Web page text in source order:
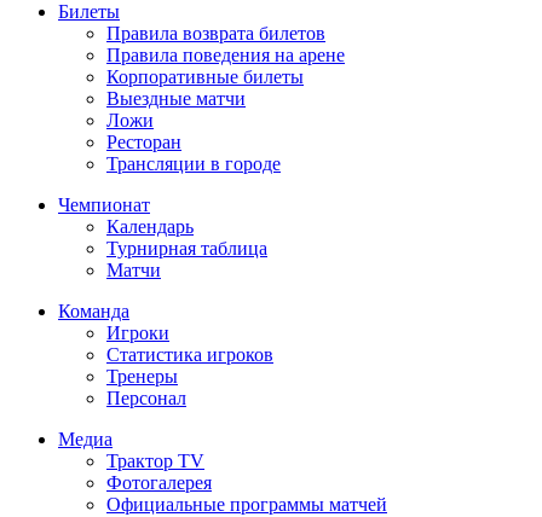
Билеты
Правила возврата билетов
Правила поведения на арене
Корпоративные билеты
Выездные матчи
Ложи
Ресторан
Трансляции в городе
Чемпионат
Календарь
Турнирная таблица
Матчи
Команда
Игроки
Статистика игроков
Тренеры
Персонал
Медиа
Трактор TV
Фотогалерея
Официальные программы матчей